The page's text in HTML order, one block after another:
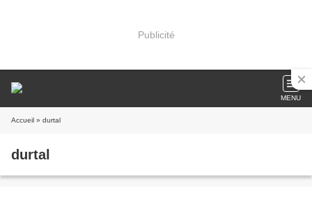
Publicité
MENU
Accueil » durtal
durtal